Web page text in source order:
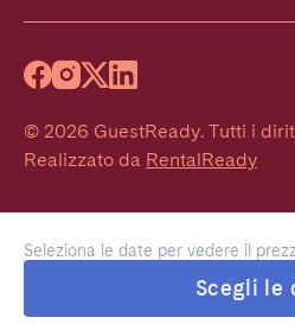
Seleziona le date per vedere il
Scegli le
© 2026 GuestReady. Tutti i
Realizzato da RentalReady